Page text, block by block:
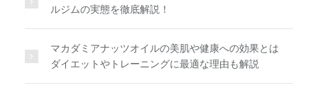
ルジムの実態を徹底解説！
マカダミアナッツオイルの美肌や健康への効果とは
ダイエットやトレーニングに最適な理由も解説